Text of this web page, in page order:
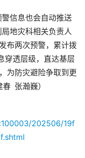
信息也会自动推送
地灾科相关负责人
布两次预警，累计拨
穿透层级，直达基层
为防灾避险争取到更
张瀚巍）
202506/19f